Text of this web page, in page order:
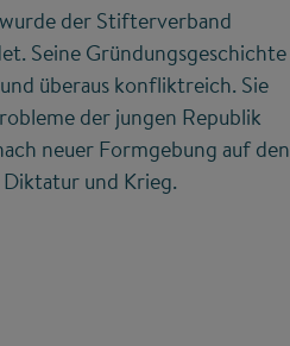
der Stifterverband
Seine Gründungsgeschichte
überaus konfliktreich. Sie
der jungen Republik
neuer Formgebung auf den
und Krieg.